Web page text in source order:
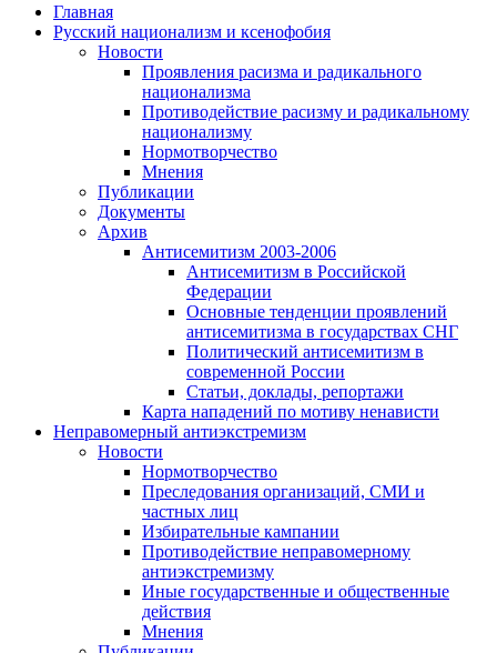
Главная
Русский национализм и ксенофобия
Новости
Проявления расизма и радикального
национализма
Противодействие расизму и радикальному
национализму
Нормотворчество
Мнения
Публикации
Документы
Архив
Антисемитизм 2003-2006
Антисемитизм в Российской
Федерации
Основные тенденции проявлений
антисемитизма в государствах СНГ
Политический антисемитизм в
современной России
Статьи, доклады, репортажи
Карта нападений по мотиву ненависти
Неправомерный антиэкстремизм
Новости
Нормотворчество
Преследования организаций, СМИ и
частных лиц
Избирательные кампании
Противодействие неправомерному
антиэкстремизму
Иные государственные и общественные
действия
Мнения